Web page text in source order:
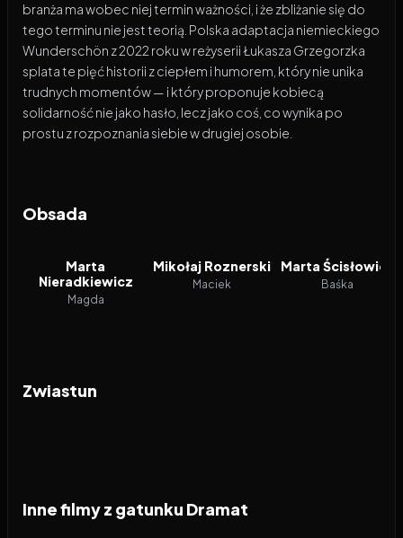
branża ma wobec niej termin ważności, i że zbliżanie się do
tego terminu nie jest teorią. Polska adaptacja niemieckiego
Wunderschön z 2022 roku w reżyserii Łukasza Grzegorzka
splata te pięć historii z ciepłem i humorem, który nie unika
trudnych momentów — i który proponuje kobiecą
solidarność nie jako hasło, lecz jako coś, co wynika po
prostu z rozpoznania siebie w drugiej osobie.
Obsada
Marta
Nieradkiewicz
Magda
Mikołaj Roznerski
Maciek
Marta Ścisłowicz
Baśka
Zwiastun
Inne filmy z gatunku Dramat